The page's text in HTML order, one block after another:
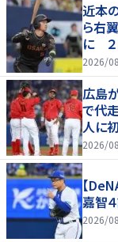
近本
ら右
に ２
ンスメ
2026/
広島
で代
人に
2026/
【
嘉智
2026/